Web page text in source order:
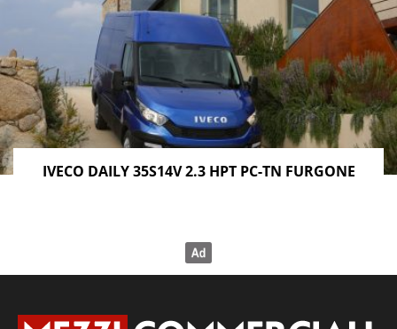
IVECO DAILY 35S14V 2.3 HPT PC-TN FURGONE